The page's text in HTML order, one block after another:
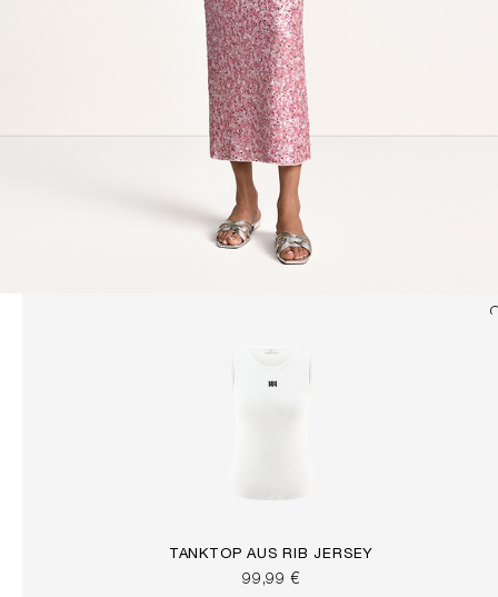
TANKTOP AUS RIB JERSEY
99,99 €